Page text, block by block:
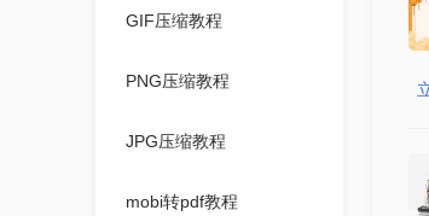
GIF压缩教程
PNG压缩教程
JPG压缩教程
mobi转pdf教程